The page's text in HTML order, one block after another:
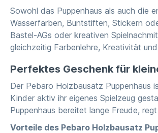
Sowohl das Puppenhaus als auch die
Wasserfarben, Buntstiften, Stickern
Bastel-AGs oder kreativen
gleichzeitig Farbenlehre, Kreativität
Perfektes Geschenk für
Der Pebaro Holzbausatz Puppenhaus
Kinder aktiv ihr eigenes Spielzeug
Puppenhaus bereitet lange Freude,
Vorteile des Pebaro Holzbausatz